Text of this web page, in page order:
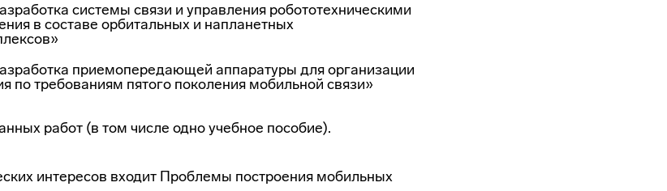
системы связи и управления робототехническими
в составе орбитальных и напланетных
приемопередающей аппаратуры для организации
по требованиям пятого поколения мобильной связи»
работ (в том числе одно учебное пособие).
интересов входит Проблемы построения мобильных